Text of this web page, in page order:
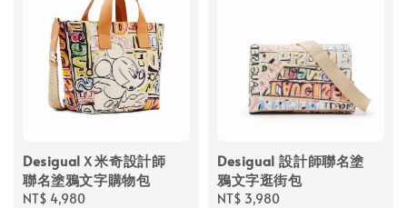
DesigualＸ米奇設計師
聯名塗鴉文字購物包
Regular
NT$ 4,980
Desigual 設計師聯名塗
鴉文字逛街包
Regular
NT$ 3,980